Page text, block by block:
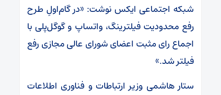
شبکه اجتماعی ایکس نوشت: «‏در گام‌اولِ طرح
رفع محدودیت فیلترینگ، واتساپ و گوگل‌پلی با
اجماع رای مثبت اعضای شورای عالی مجازی رفع
فیلتر شد.»
ستار هاشمی وزیر ارتباطات و فناوری اطلاعات